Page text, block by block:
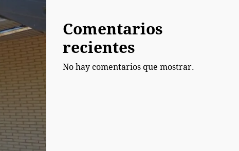
Comentarios
recientes
No hay comentarios que mostrar.